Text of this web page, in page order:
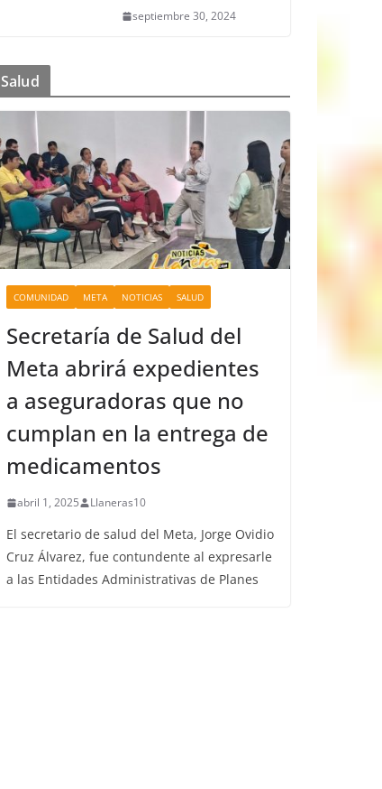
septiembre 30, 2024
Salud
COMUNIDAD META NOTICIAS SALUD
Secretaría de Salud del
Meta abrirá expedientes
a aseguradoras que no
cumplan en la entrega de
medicamentos
abril 1, 2025 Llaneras10
El secretario de salud del Meta, Jorge Ovidio
Cruz Álvarez, fue contundente al expresarle
a las Entidades Administrativas de Planes